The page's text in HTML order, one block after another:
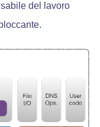
del lavoro